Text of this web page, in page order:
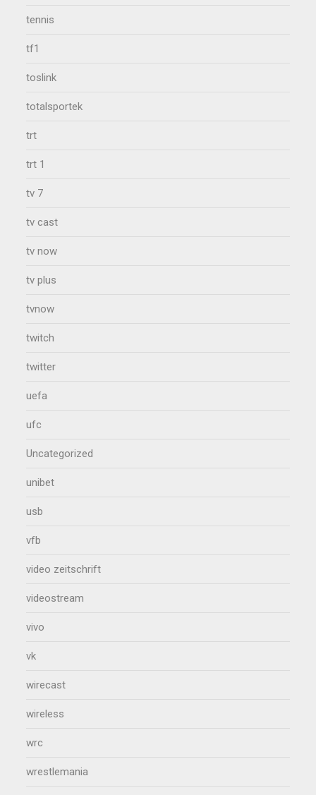
tennis
tf1
toslink
totalsportek
trt
trt 1
tv 7
tv cast
tv now
tv plus
tvnow
twitch
twitter
uefa
ufc
Uncategorized
unibet
usb
vfb
video zeitschrift
videostream
vivo
vk
wirecast
wireless
wrc
wrestlemania